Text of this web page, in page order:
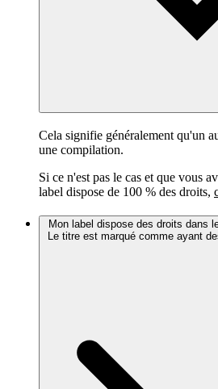
Cela signifie généralement qu'un
une compilation.
Si ce n'est pas le cas et que vous
label dispose de 100 % des droits,
Mon label dispose des droits dans
Le titre est marqué comme ayant